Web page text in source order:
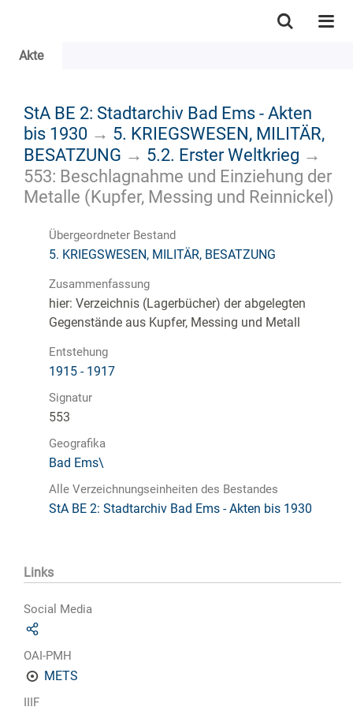
Akte
StA BE 2: Stadtarchiv Bad Ems - Akten
bis 1930 → 5. KRIEGSWESEN, MILITÄR,
BESATZUNG → 5.2. Erster Weltkrieg →
553: Beschlagnahme und Einziehung der
Metalle (Kupfer, Messing und Reinnickel)
Übergeordneter Bestand
5. KRIEGSWESEN, MILITÄR, BESATZUNG
Zusammenfassung
hier: Verzeichnis (Lagerbücher) der abgelegten
Gegenstände aus Kupfer, Messing und Metall
Entstehung
1915 - 1917
Signatur
553
Geografika
Bad Ems\
Alle Verzeichnungseinheiten des Bestandes
StA BE 2: Stadtarchiv Bad Ems - Akten bis 1930
Links
Social Media
OAI-PMH
METS
IIIF